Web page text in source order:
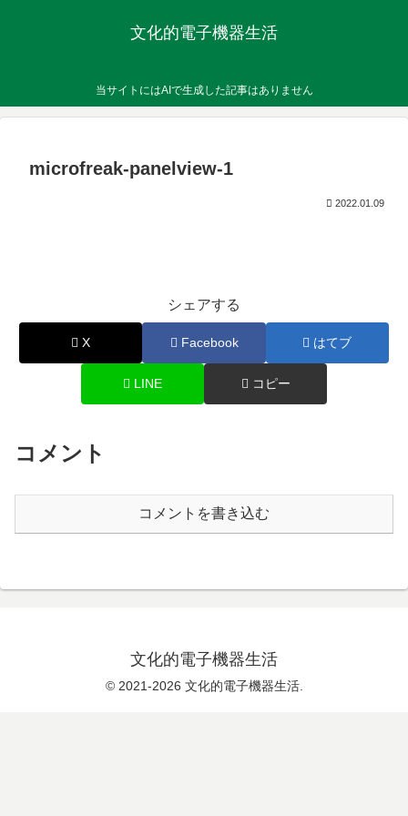
文化的電子機器生活
当サイトにはAIで生成した記事はありません
microfreak-panelview-1
2022.01.09
シェアする
X Facebook はてブ
LINE コピー
コメント
コメントを書き込む
文化的電子機器生活
© 2021-2026 文化的電子機器生活.